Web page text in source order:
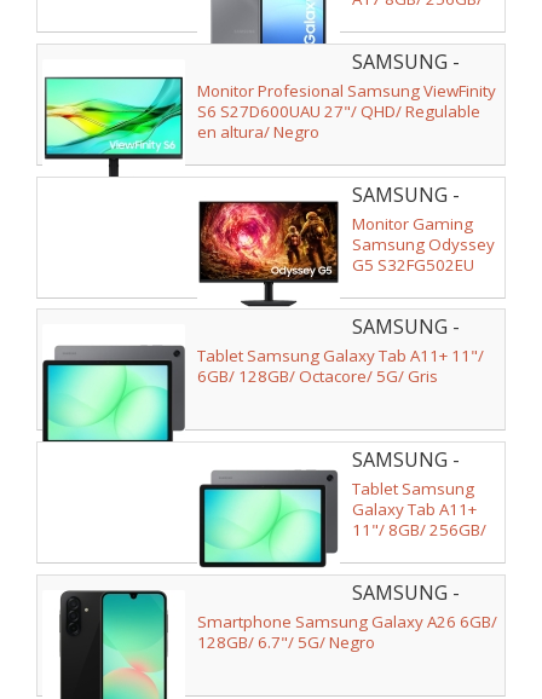
SAMSUNG -
LS27D600UAUXEN
Monitor Profesional Samsung ViewFinity
S6 S27D600UAU 27"/ QHD/ Regulable
en altura/ Negro
SAMSUNG -
LS32FG502EUXEN
Monitor Gaming
Samsung Odyssey
G5 S32FG502EU
180Hz/ IPS/
Regulable en
altura/ Negro
SAMSUNG -
SM-
X236BZAREUB
Tablet Samsung Galaxy Tab A11+ 11"/
6GB/ 128GB/ Octacore/ 5G/ Gris
SAMSUNG -
SM-
X230NZAPEUB
Tablet Samsung
Galaxy Tab A11+
11"/ 8GB/ 256GB/
SAMSUNG -
SM-
A266BZKBEUB
Smartphone Samsung Galaxy A26 6GB/
128GB/ 6.7"/ 5G/ Negro